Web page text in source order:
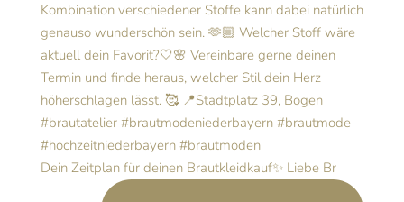
Dein Zeitplan für deinen Brautkleidkauf✨ Liebe Br